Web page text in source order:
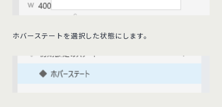
ホバーステートを選択した状態にします。